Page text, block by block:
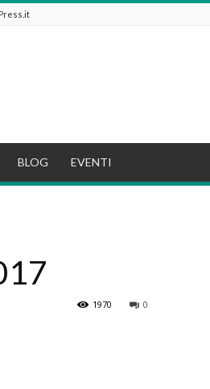
BLOG EVENTI
0
1970